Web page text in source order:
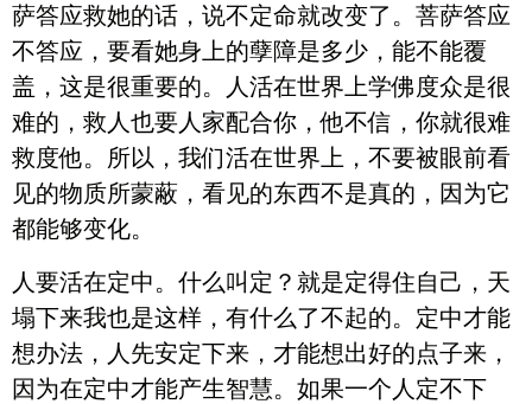
萨答应救她的话，说不定命就改变了。菩萨答应
不答应，要看她身上的孽障是多少，能不能覆
盖，这是很重要的。人活在世界上学佛度众是很
难的，救人也要人家配合你，他不信，你就很难
救度他。所以，我们活在世界上，不要被眼前看
见的物质所蒙蔽，看见的东西不是真的，因为它
都能够变化。
人要活在定中。什么叫定？就是定得住自己，天
塌下来我也是这样，有什么了不起的。定中才能
想办法，人先安定下来，才能想出好的点子来，
因为在定中才能产生智慧。如果一个人定不下